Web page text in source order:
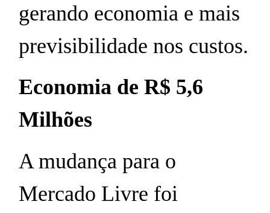
gerando economia e mais
previsibilidade nos custos.
Economia de R$ 5,6
Milhões
A mudança para o
Mercado Livre foi